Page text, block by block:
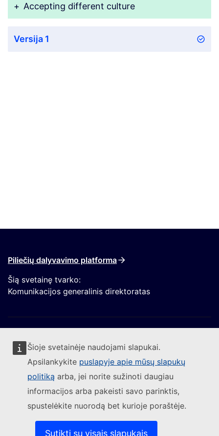
Šioje svetainėje naudojami slapukai.
Apsilankykite puslapyje apie mūsų slapukų
politiką arba, jei norite sužinoti daugiau
informacijos arba pakeisti savo parinktis,
spustelėkite nuorodą bet kurioje poraštėje.
Sutikti su visais slapukais
+ Accepting different culture
Versija 1
Piliečių dalyvavimo platforma
Šią svetainę tvarko:
Komunikacijos generalinis direktoratas
Sekite Europos Komisijos naujienas
Susisiekite su mumis(Išorės nuoroda)
Pranešti apie IT pažeidžiamumą(Išorės nuoroda)
Kalbos mūsų interneto svetainėse(Išorės nuoroda)
(Išorės nuoroda)